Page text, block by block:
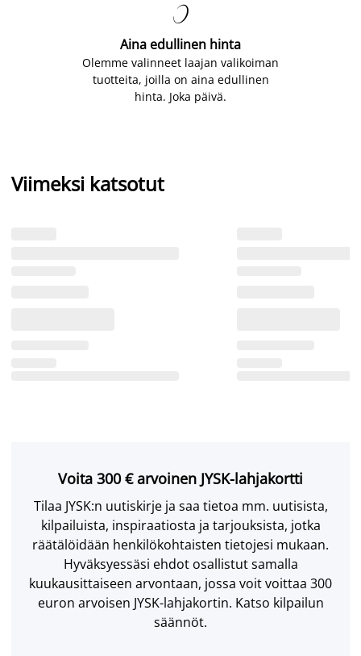

Aina edullinen hinta
Olemme valinneet laajan valikoiman
tuotteita, joilla on aina edullinen
hinta. Joka päivä.
Viimeksi katsotut
Voita 300 € arvoinen JYSK-lahjakortti
Tilaa JYSK:n uutiskirje ja saa tietoa mm. uutisista,
kilpailuista, inspiraatiosta ja tarjouksista, jotka
räätälöidään henkilökohtaisten tietojesi mukaan.
Hyväksyessäsi ehdot osallistut samalla
kuukausittaiseen arvontaan, jossa voit voittaa 300
euron arvoisen JYSK-lahjakortin. Katso kilpailun
säännöt.